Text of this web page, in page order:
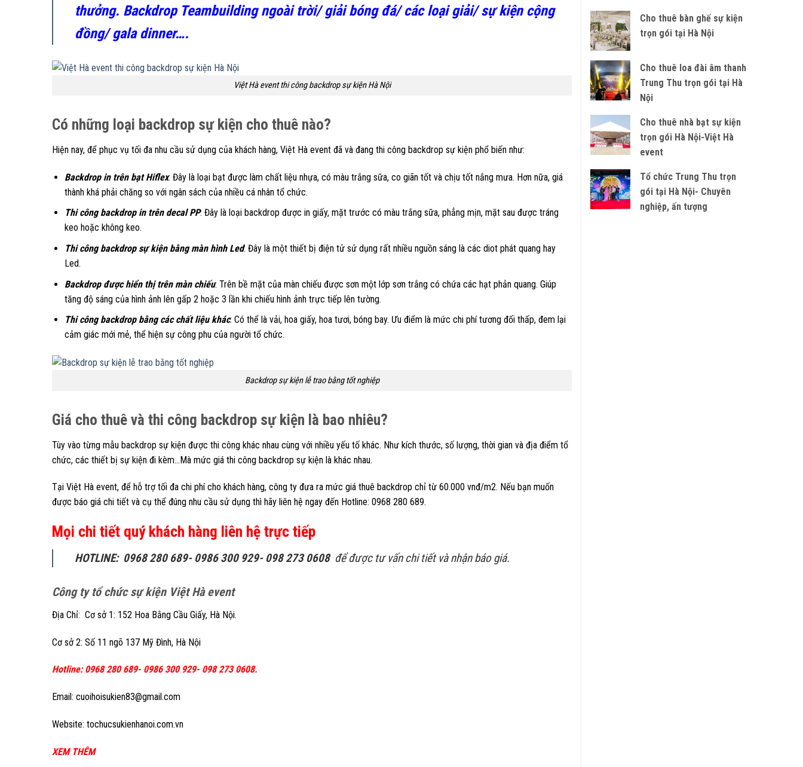
thưởng. Backdrop Teambuilding ngoài trời/ giải bóng đá/ các loại giải/ sự kiện cộng
đồng/ gala dinner….
Việt Hà event thi công backdrop sự kiện Hà Nội
Có những loại backdrop sự kiện cho thuê nào?
Hiện nay, để phục vụ tối đa nhu cầu sử dụng của khách hàng, Việt Hà event đã và đang thi công backdrop sự kiện phổ biến như:
Backdrop in trên bạt Hiflex: Đây là loại bạt được làm chất liệu nhựa, có màu trắng sữa, co giãn tốt và chịu tốt nắng mưa. Hơn nữa, giá
thành khá phải chăng so với ngân sách của nhiều cá nhân tổ chức.
Thi công backdrop in trên decal PP: Đây là loại backdrop được in giấy, mặt trước có màu trắng sữa, phẳng mịn, mặt sau được tráng
keo hoặc không keo.
Thi công backdrop sự kiện bằng màn hình Led: Đây là một thiết bị điện tử sử dụng rất nhiều nguồn sáng là các diot phát quang hay
Led.
Backdrop được hiển thị trên màn chiếu: Trên bề mặt của màn chiếu được sơn một lớp sơn trắng có chứa các hạt phản quang. Giúp
tăng độ sáng của hình ảnh lên gấp 2 hoặc 3 lần khi chiếu hình ảnh trực tiếp lên tường.
Thi công backdrop bằng các chất liệu khác: Có thể là vải, hoa giấy, hoa tươi, bóng bay. Ưu điểm là mức chi phí tương đối thấp, đem lại
cảm giác mới mẻ, thể hiện sự công phu của người tổ chức.
Backdrop sự kiện lễ trao bằng tốt nghiệp
Giá cho thuê và thi công backdrop sự kiện là bao nhiêu?
Tùy vào từng mẫu backdrop sự kiện được thi công khác nhau cùng với nhiều yếu tố khác. Như kích thước, số lượng, thời gian và địa điểm tổ
chức, các thiết bị sự kiện đi kèm…Mà mức giá thi công backdrop sự kiện là khác nhau.
Tại Việt Hà event, để hỗ trợ tối đa chi phí cho khách hàng, công ty đưa ra mức giá thuê backdrop chỉ từ 60.000 vnđ/m2. Nếu bạn muốn
được báo giá chi tiết và cụ thể đúng nhu cầu sử dụng thì hãy liên hệ ngay đến Hotline: 0968 280 689.
Mọi chi tiết quý khách hàng liên hệ trực tiếp
HOTLINE: 0968 280 689- 0986 300 929- 098 273 0608 để được tư vấn chi tiết và nhận báo giá.
Công ty tổ chức sự kiện Việt Hà event
Địa Chỉ: Cơ sở 1: 152 Hoa Bằng Cầu Giấy, Hà Nội.
Cơ sở 2: Số 11 ngõ 137 Mỹ Đình, Hà Nội
Hotline: 0968 280 689- 0986 300 929- 098 273 0608.
Email: cuoihoisukien83@gmail.com
Website: tochucsukienhanoi.com.vn
XEM THÊM
Cho thuê bàn ghế sự kiện
trọn gói tại Hà Nội
Cho thuê loa đài âm thanh
Trung Thu trọn gói tại Hà
Nội
Cho thuê nhà bạt sự kiện
trọn gói Hà Nội-Việt Hà
event
Tổ chức Trung Thu trọn
gói tại Hà Nội- Chuyên
nghiệp, ấn tượng